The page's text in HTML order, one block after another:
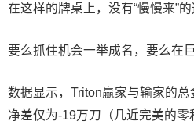
在这样的牌桌上，没有“慢慢来”的
要么抓住机会一举成名，要么在
数据显示，Triton赢家与输家的
净差仅为-19万刀（几近完美的